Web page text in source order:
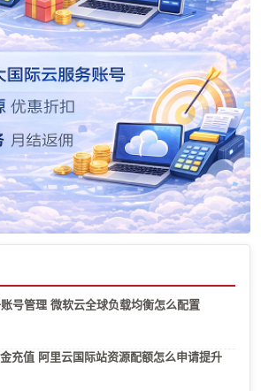
号管理 微软云全球负载均衡怎么配置
充值 阿里云国际站资源配额怎么申请提升